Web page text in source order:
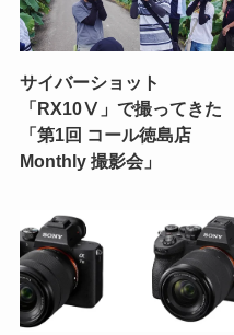
サイバーショット
「RX10Ⅴ」で撮ってきた
「第1回 コール徳島店
Monthly 撮影会」